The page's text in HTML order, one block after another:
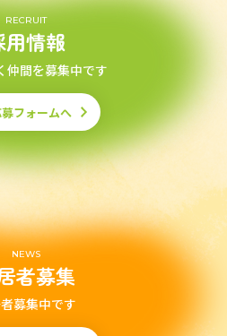
RECRUIT
用情報
仲間を募集中です
フォームへ
NEWS
者募集
募集中です